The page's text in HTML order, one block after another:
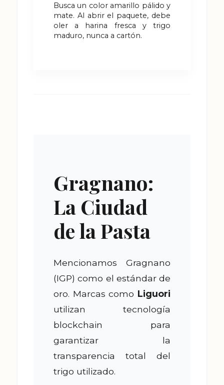
Busca un color amarillo pálido y
mate. Al abrir el paquete, debe
oler a harina fresca y trigo
maduro, nunca a cartón.
Gragnano:
La Ciudad
de la Pasta
Mencionamos Gragnano
(IGP) como el estándar de
oro. Marcas como Liguori
utilizan tecnología
blockchain para
garantizar la
transparencia total del
trigo utilizado.